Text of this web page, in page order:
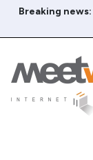
Breaking news: